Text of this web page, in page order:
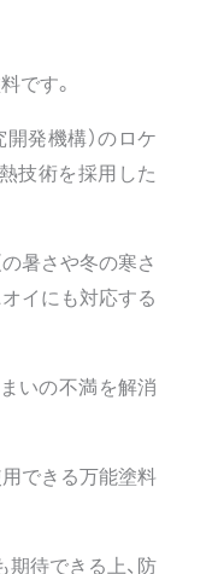
です。
発機構）のロケ
技術を採用した
暑さや冬の寒さ
イにも対応する
いの不満を解消
できる万能塗料
待できる上、防